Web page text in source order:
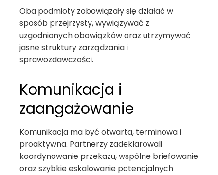
Oba podmioty zobowiązały się działać w
sposób przejrzysty, wywiązywać z
uzgodnionych obowiązków oraz utrzymywać
jasne struktury zarządzania i
sprawozdawczości.
Komunikacja i
zaangażowanie
Komunikacja ma być otwarta, terminowa i
proaktywna. Partnerzy zadeklarowali
koordynowanie przekazu, wspólne briefowanie
oraz szybkie eskalowanie potencjalnych